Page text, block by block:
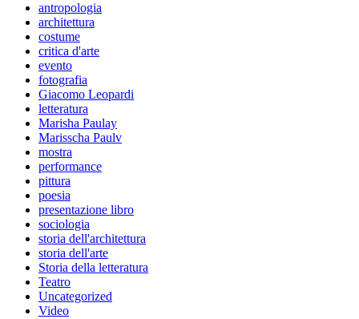
antropologia
architettura
costume
critica d'arte
evento
fotografia
Giacomo Leopardi
letteratura
Marisha Paulay
Marisscha Paulv
mostra
performance
pittura
poesia
presentazione libro
sociologia
storia dell'architettura
storia dell'arte
Storia della letteratura
Teatro
Uncategorized
Video